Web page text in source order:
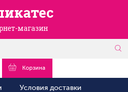
магазин
Корзина
Условия доставки